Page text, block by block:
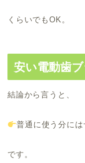
くらいでもOK。
安い電動歯
結論から言うと、
普通に使う分には
です。